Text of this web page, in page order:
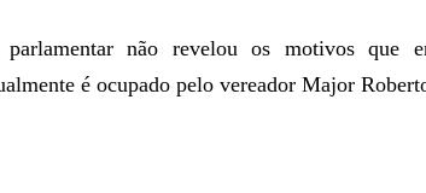
não revelou os motivos que
é ocupado pelo vereador Major